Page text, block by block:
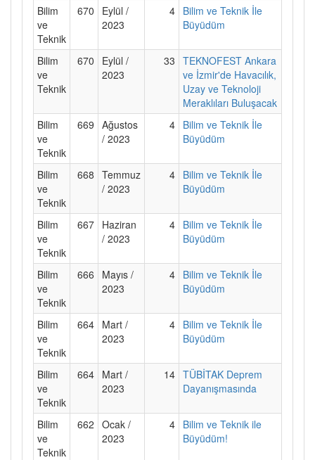
Bilim
ve
Teknik
670
Eylül /
2023
4 Bilim ve Teknik İle
Büyüdüm
Bilim
ve
Teknik
670
Eylül /
2023
33 TEKNOFEST Ankara
ve İzmir'de Havacılık,
Uzay ve Teknoloji
Meraklıları Buluşacak
Bilim
ve
Teknik
669 Ağustos
/ 2023
4 Bilim ve Teknik İle
Büyüdüm
Bilim
ve
Teknik
668 Temmuz
/ 2023
4 Bilim ve Teknik İle
Büyüdüm
Bilim
ve
Teknik
667 Haziran
/ 2023
4 Bilim ve Teknik İle
Büyüdüm
Bilim
ve
Teknik
666
Mayıs /
2023
4 Bilim ve Teknik İle
Büyüdüm
Bilim
ve
Teknik
664 Mart /
2023
4 Bilim ve Teknik İle
Büyüdüm
Bilim
ve
Teknik
664 Mart /
2023
14 TÜBİTAK Deprem
Dayanışmasında
Bilim
ve
Teknik
662 Ocak /
2023
4 Bilim ve Teknik ile
Büyüdüm!